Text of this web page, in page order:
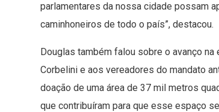
parlamentares da nossa cidade possam
caminhoneiros de todo o país”, destacou.
Douglas também falou sobre o avanço
Corbelini e aos vereadores do mandato
doação de uma área de 37 mil metros
que contribuíram para que esse espaço